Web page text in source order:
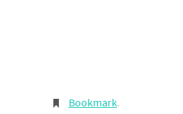
Bookmark.